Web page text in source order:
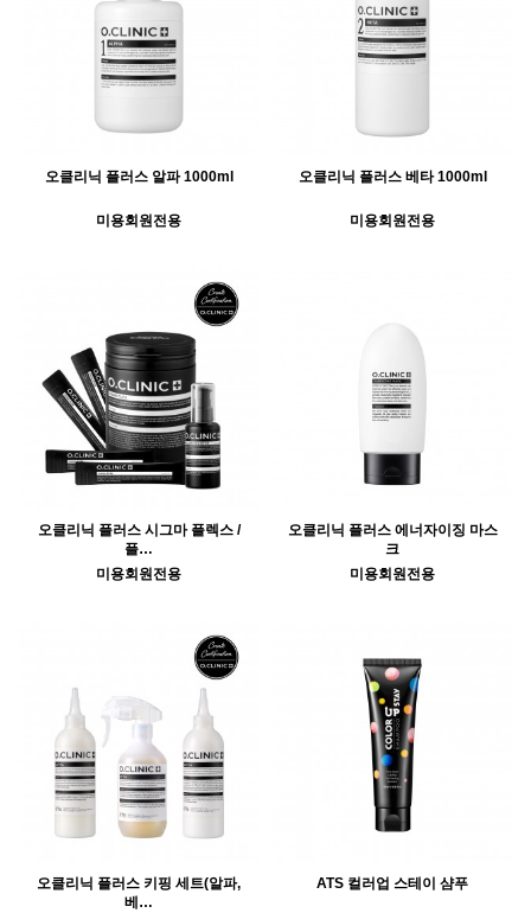
오클리닉 플러스 알파 1000ml
미용회원전용
오클리닉 플러스 베타 1000ml
미용회원전용
오클리닉 플러스 시그마 플렉스 /
플…
미용회원전용
오클리닉 플러스 에너자이징 마스
크
미용회원전용
오클리닉 플러스 키핑 세트(알파,
베…
ATS 컬러업 스테이 샴푸